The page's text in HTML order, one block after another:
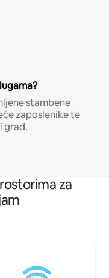
stambene
zaposlenike te
grad.
za